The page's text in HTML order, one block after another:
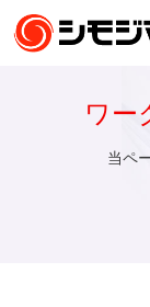
ワー
当ペ